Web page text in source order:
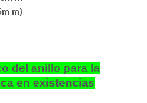
m)
del anillo para la
en existencias